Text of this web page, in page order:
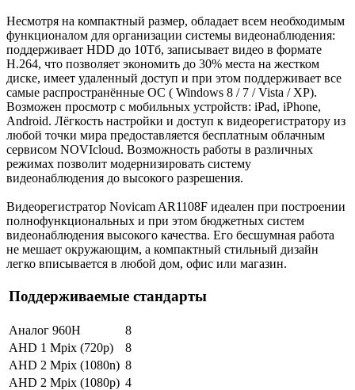
Несмотря на компактный размер, обладает всем необходимым
функционалом для организации системы видеонаблюдения:
поддерживает HDD до 10Тб, записывает видео в формате
H.264, что позволяет экономить до 30% места на жестком
диске, имеет удаленный доступ и при этом поддерживает все
самые распространённые ОС ( Windows 8 / 7 / Vista / XP).
Возможен просмотр с мобильных устройств: iPad, iPhone,
Android. Лёгкость настройки и доступ к видеорегистратору из
любой точки мира предоставляется бесплатным облачным
сервисом NOVIcloud. Возможность работы в различных
режимах позволит модернизировать систему
видеонаблюдения до высокого разрешения.
Видеорегистратор Novicam AR1108F идеален при построении
полнофункциональных и при этом бюджетных систем
видеонаблюдения высокого качества. Его бесшумная работа
не мешает окружающим, а компактный стильный дизайн
легко вписывается в любой дом, офис или магазин.
Поддерживаемые стандарты
Аналог 960H
8
AHD 1 Mpix (720p)
8
AHD 2 Mpix (1080n) 8
AHD 2 Mpix (1080p) 4